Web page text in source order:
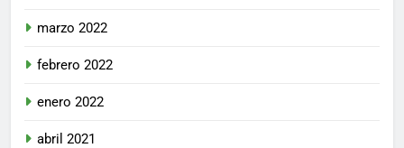
marzo 2022
febrero 2022
enero 2022
abril 2021